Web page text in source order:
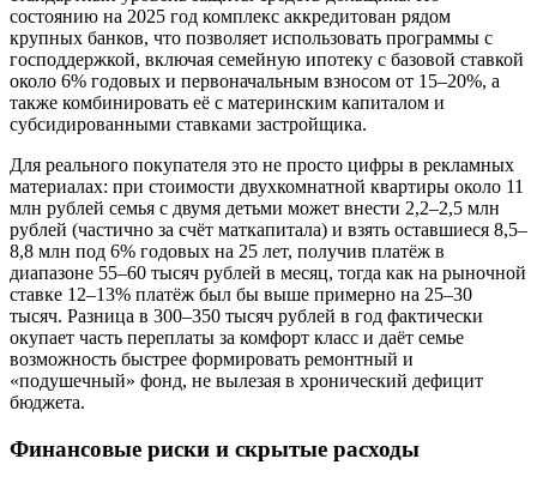
состоянию на 2025 год комплекс аккредитован рядом
крупных банков, что позволяет использовать программы с
господдержкой, включая семейную ипотеку с базовой ставкой
около 6% годовых и первоначальным взносом от 15–20%, а
также комбинировать её с материнским капиталом и
субсидированными ставками застройщика.
Для реального покупателя это не просто цифры в рекламных
материалах: при стоимости двухкомнатной квартиры около 11
млн рублей семья с двумя детьми может внести 2,2–2,5 млн
рублей (частично за счёт маткапитала) и взять оставшиеся 8,5–
8,8 млн под 6% годовых на 25 лет, получив платёж в
диапазоне 55–60 тысяч рублей в месяц, тогда как на рыночной
ставке 12–13% платёж был бы выше примерно на 25–30
тысяч. Разница в 300–350 тысяч рублей в год фактически
окупает часть переплаты за комфорт класс и даёт семье
возможность быстрее формировать ремонтный и
«подушечный» фонд, не вылезая в хронический дефицит
бюджета.
Финансовые риски и скрытые расходы